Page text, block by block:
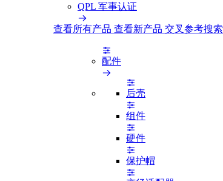
QPL 军事认证
查看所有产品 查看新产品 交叉参考搜索
配件
后壳
组件
硬件
保护帽